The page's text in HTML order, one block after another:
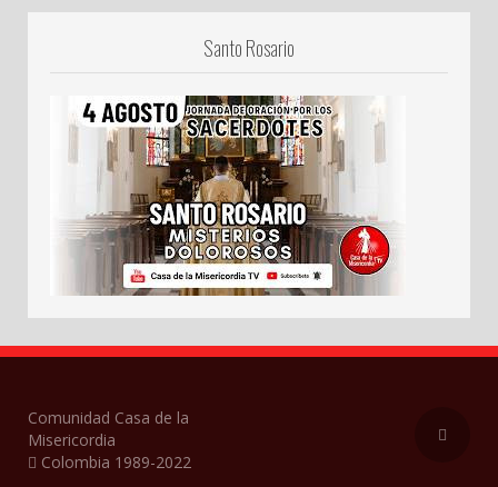
Santo Rosario
Comunidad Casa de la
Misericordia
Colombia 1989-2022